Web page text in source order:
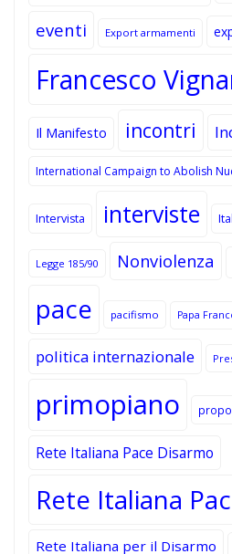
eventi Export armamenti
Francesco
Il Manifesto incontri
International Campaign to Abolish
Intervista interviste
Legge 185/90 Nonviolenza
pace pacifismo Papa
politica internazionale
primopiano
Rete Italiana Pace Disarmo
Rete Italiana
Rete Italiana per il Disarmo